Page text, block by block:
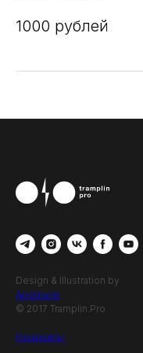
1000 рублей
Design & Illustration by
Apollnaria
© 2017 Tramplin.Pro
Реквизиты